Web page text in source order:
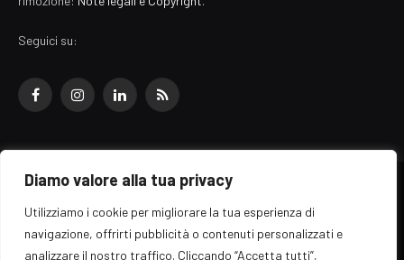
Diamo valore alla tua privacy
Utilizziamo i cookie per migliorare la tua esperienza di
navigazione, offrirti pubblicità o contenuti personalizzati e
analizzare il nostro traffico. Cliccando “Accetta tutti”,
Seguici su:
FacebookInstagramLinkedInRSS
© 2026 EZ Rome Designed by ARvis.it
Il portale EZ Rome e' una testata giornalistica di carattere generalista
registrata al tribunale di Roma - Numero 389/2008